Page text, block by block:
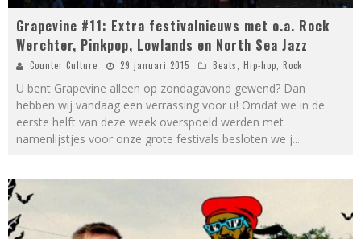
Grapevine #11: Extra festivalnieuws met o.a. Rock
Werchter, Pinkpop, Lowlands en North Sea Jazz
Counter Culture 29 januari 2015 Beats, Hip-hop, Rock
U bent Grapevine alleen op zondagavond gewend? Dan
hebben wij vandaag een verrassing voor u! Omdat we in de
eerste helft van deze week overspoeld werden met
namenlijstjes voor onze grote festivals besloten we j...